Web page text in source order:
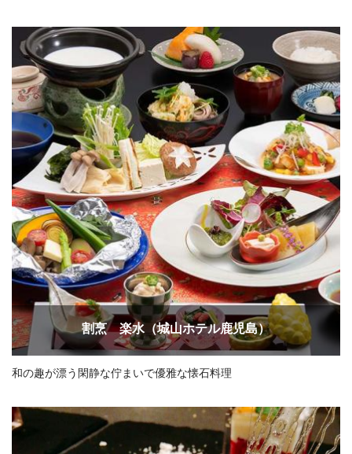
割烹 楽水（城山ホテル鹿児島）
和の趣が漂う閑静な佇まいで優雅な懐石料理